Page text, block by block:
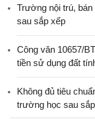
Trường nội trú,
sau sắp xếp
Công văn 10657/
tiền sử dụng đất
Không đủ tiêu
trường học sau